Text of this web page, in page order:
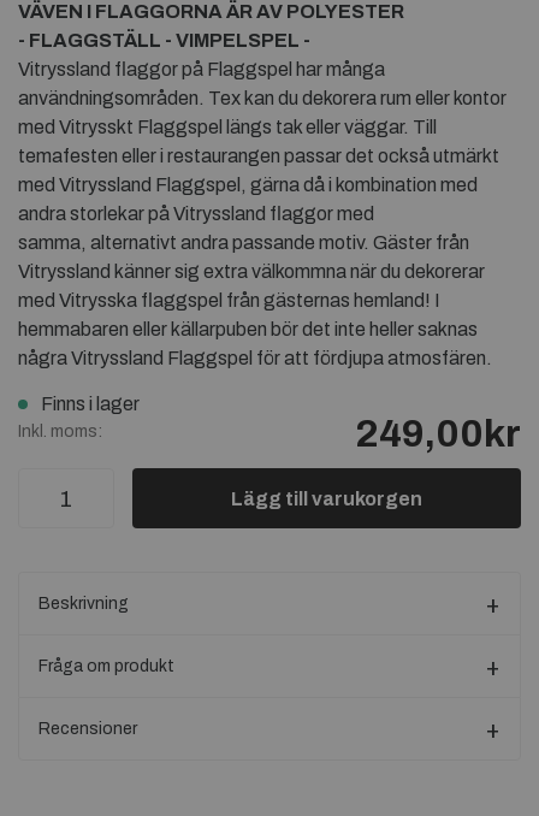
VÄVEN I FLAGGORNA ÄR AV POLYESTER
- FLAGGSTÄLL - VIMPELSPEL -
Vitryssland flaggor på Flaggspel har många
användningsområden. Tex kan du dekorera rum eller kontor
med Vitrysskt Flaggspel längs tak eller väggar. Till
temafesten eller i restaurangen passar det också utmärkt
med Vitryssland Flaggspel, gärna då i kombination med
andra storlekar på Vitryssland flaggor med
samma, alternativt andra passande motiv. Gäster från
Vitryssland känner sig extra välkommna när du dekorerar
med Vitrysska flaggspel från gästernas hemland! I
hemmabaren eller källarpuben bör det inte heller saknas
några Vitryssland Flaggspel för att fördjupa atmosfären.
Finns i lager
Inkl. moms: 249,00kr
Lägg till varukorgen
Beskrivning
Fråga om produkt
Recensioner